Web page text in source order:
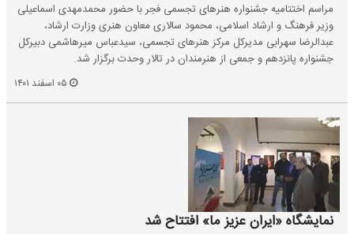
مراسم اختتامیه جشنواره هنر‌های تجسمی فجر با حضور محمدمهدی اسماعیلی
وزیر فرهنگ و ارشاد اسلامی، محمود سالاری معاون هنری وزارت ارشاد،
عبدالرضا سهرابی مدیرکل مرکز هنر‌های تجسمی، سیدعباس میرهاشمی دبیرکل
جشنواره پانزدهم و جمعی از هنرمندان در تالار وحدت برگزار شد.
نمایشگاه «ایران عزیز ما» افتتاح شد